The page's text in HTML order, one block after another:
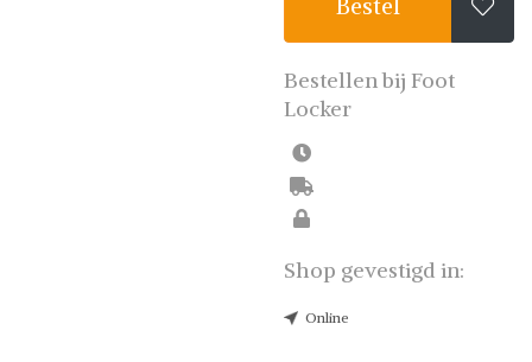
Bestel 
Bestellen bij Foot
Locker
Shop gevestigd in:
Online